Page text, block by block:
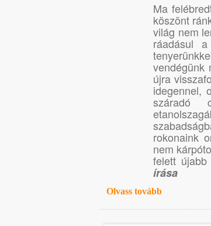
Ma
köszönt
világ nem
ráadásul
vendégünk
újra
idegennel,
száradó
rokonaink
nem
felett
írása
Olvass tovább